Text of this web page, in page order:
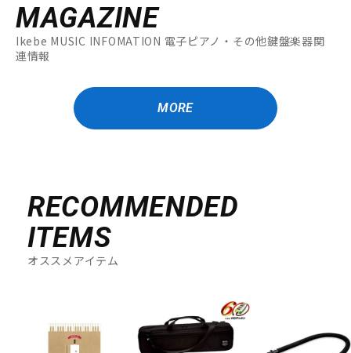
MAGAZINE
Ikebe MUSIC INFOMATION 電子ピアノ・その他鍵盤楽器関
連情報
MORE
RECOMMENDED
ITEMS
オススメアイテム